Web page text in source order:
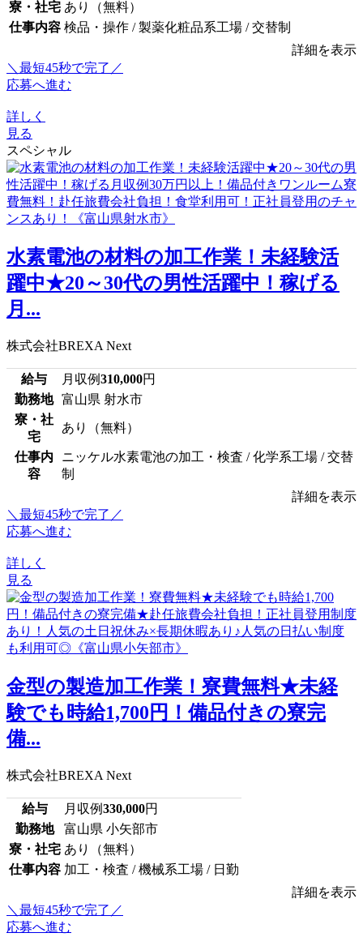
寮・社宅 あり（無料）
仕事内容 検品・操作 / 製薬化粧品系工場 / 交替制
詳細を表示
＼最短45秒で完了／
応募へ進む
詳しく
見る
スペシャル
水素電池の材料の加工作業！未経験活
躍中★20～30代の男性活躍中！稼げる
月...
株式会社BREXA Next
給与 月収例310,000円
勤務地
富山県 射水市
寮・社
宅
あり（無料）
仕事内
容
ニッケル水素電池の加工・検査 / 化学系工場 / 交替
制
詳細を表示
＼最短45秒で完了／
応募へ進む
詳しく
見る
金型の製造加工作業！寮費無料★未経
験でも時給1,700円！備品付きの寮完
備...
株式会社BREXA Next
給与 月収例330,000円
勤務地
富山県 小矢部市
寮・社宅 あり（無料）
仕事内容 加工・検査 / 機械系工場 / 日勤
詳細を表示
＼最短45秒で完了／
応募へ進む